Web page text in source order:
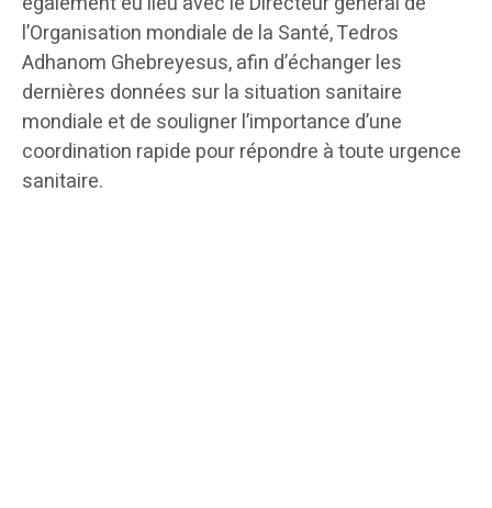
l’Organisation mondiale de la Santé, Tedros
Adhanom Ghebreyesus, afin d’échanger les
dernières données sur la situation sanitaire
mondiale et de souligner l’importance d’une
coordination rapide pour répondre à toute urgence
sanitaire.